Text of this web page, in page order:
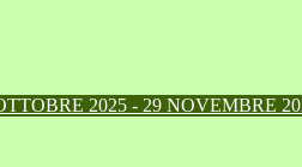
2025 - 29 NOVEMBRE